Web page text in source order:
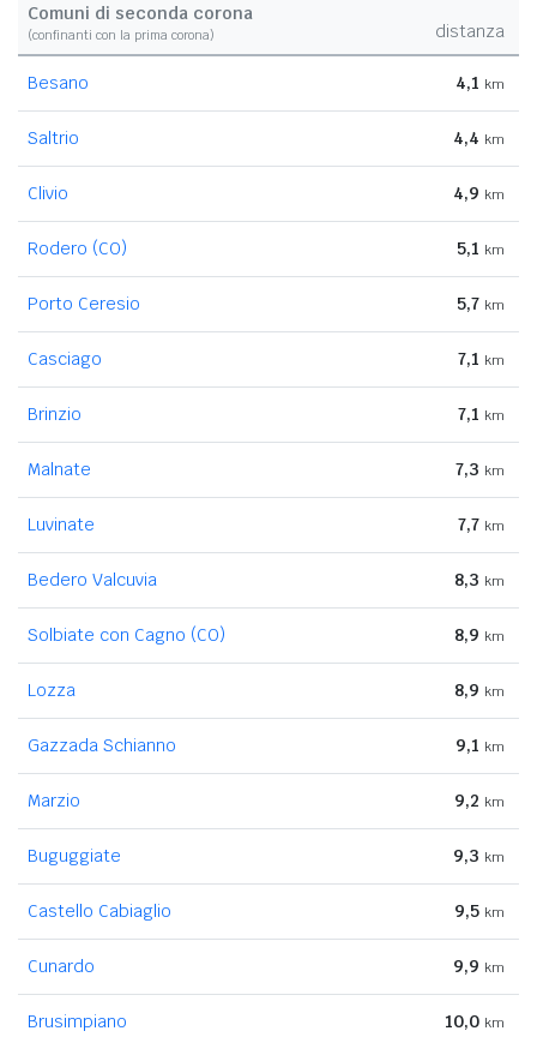
Comuni di seconda corona
(confinanti con la prima corona) distanza
Besano 4,1 km
Saltrio 4,4 km
Clivio 4,9 km
Rodero (CO) 5,1 km
Porto Ceresio 5,7 km
Casciago 7,1 km
Brinzio 7,1 km
Malnate 7,3 km
Luvinate 7,7 km
Bedero Valcuvia 8,3 km
Solbiate con Cagno (CO) 8,9 km
Lozza 8,9 km
Gazzada Schianno 9,1 km
Marzio 9,2 km
Buguggiate 9,3 km
Castello Cabiaglio 9,5 km
Cunardo 9,9 km
Brusimpiano 10,0 km